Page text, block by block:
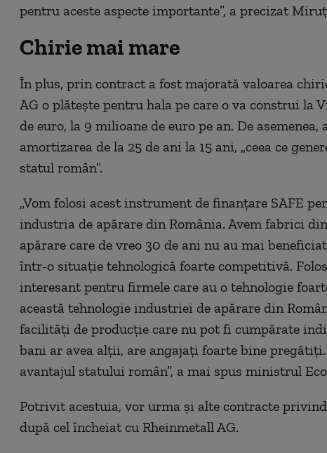
pentru aceste aspecte importante”, a precizat
Chirie mai mare
În plus, prin contract a fost majorată valoarea
AG o plăteşte pentru hala pe care o va construi la
de euro, la 9 milioane de euro pe an. De asemenea,
amortizarea de la 25 de ani la 15 ani, „ceea ce
statul român”.
„Vom folosi acest instrument de finanţare SAFE
industria de apărare din România. Avem fabrici
apărare care de vreo 30 de ani nu au mai
într-o situaţie tehnologică foarte competitivă.
interesant pentru firmele care au o tehnologie
această tehnologie industriei de apărare din
facilităţi de producţie care nu pot fi cumpărate
bani ar avea alţii, are angajaţi foarte bine
avantajul statului român”, a mai spus ministrul
Potrivit acestuia, vor urma şi alte contracte
după cel încheiat cu Rheinmetall AG.